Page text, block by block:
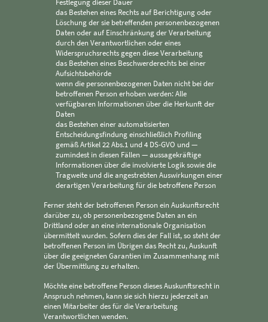
Festlegung dieser Dauer
das Bestehen eines Rechts auf Berichtigung oder
Löschung der sie betreffenden personenbezogenen
Daten oder auf Einschränkung der Verarbeitung
durch den Verantwortlichen oder eines
Widerspruchsrechts gegen diese Verarbeitung
das Bestehen eines Beschwerderechts bei einer
Aufsichtsbehörde
wenn die personenbezogenen Daten nicht bei der
betroffenen Person erhoben werden: Alle
verfügbaren Informationen über die Herkunft der
Daten
das Bestehen einer automatisierten
Entscheidungsfindung einschließlich Profiling
gemäß Artikel 22 Abs.1 und 4 DS-GVO und —
zumindest in diesen Fällen — aussagekräftige
Informationen über die involvierte Logik sowie die
Tragweite und die angestrebten Auswirkungen einer
derartigen Verarbeitung für die betroffene Person
Ferner steht der betroffenen Person ein Auskunftsrecht
darüber zu, ob personenbezogene Daten an ein
Drittland oder an eine internationale Organisation
übermittelt wurden. Sofern dies der Fall ist, so steht der
betroffenen Person im Übrigen das Recht zu, Auskunft
über die geeigneten Garantien im Zusammenhang mit
der Übermittlung zu erhalten.
Möchte eine betroffene Person dieses Auskunftsrecht in
Anspruch nehmen, kann sie sich hierzu jederzeit an
einen Mitarbeiter des für die Verarbeitung
Verantwortlichen wenden.